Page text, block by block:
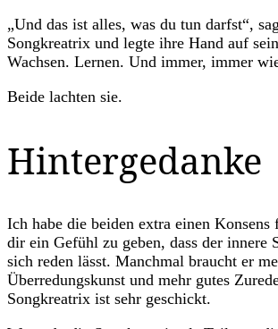
„Und das ist alles, was du tun darfst“,
Songkreatrix und legte ihre Hand auf
Wachsen. Lernen. Und immer, immer
Beide lachten sie.
Hintergedanke
Ich habe die beiden extra einen Konsens
dir ein Gefühl zu geben, dass der innere
sich reden lässt. Manchmal braucht er
Überredungskunst und mehr gutes
Songkreatrix ist sehr geschickt.